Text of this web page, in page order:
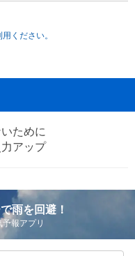
ください。
ために
アップ
雨を回避！
報アプリ